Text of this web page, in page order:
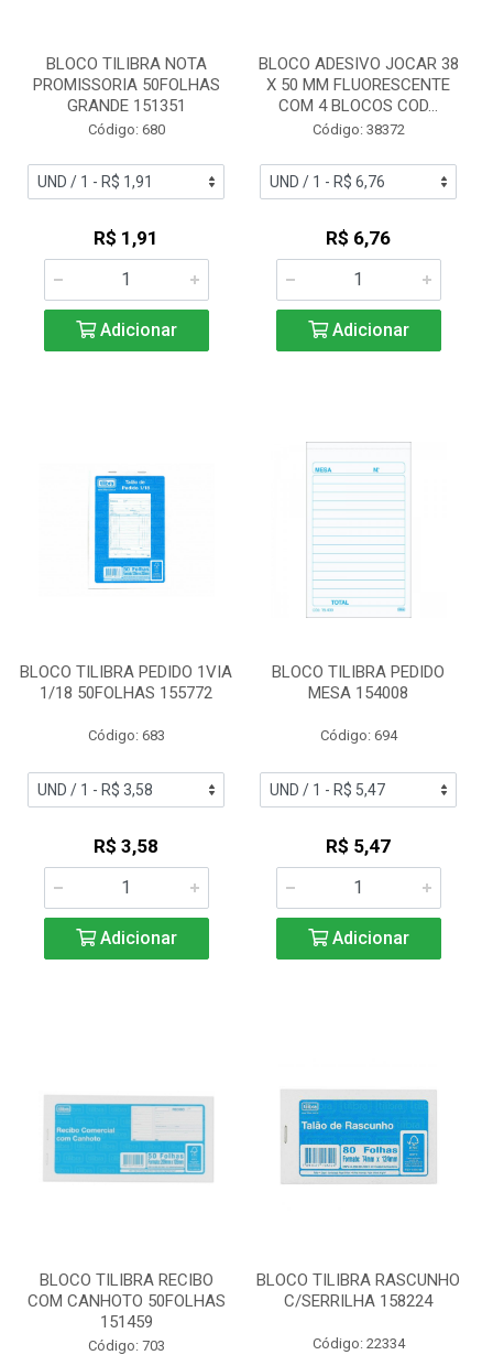
BLOCO TILIBRA NOTA
PROMISSORIA 50FOLHAS
GRANDE 151351
Código: 680
R$ 1,91
Adicionar
BLOCO ADESIVO JOCAR 38
X 50 MM FLUORESCENTE
COM 4 BLOCOS COD...
Código: 38372
R$ 6,76
Adicionar
BLOCO TILIBRA PEDIDO 1VIA
1/18 50FOLHAS 155772
Código: 683
R$ 3,58
Adicionar
BLOCO TILIBRA PEDIDO
MESA 154008
Código: 694
R$ 5,47
Adicionar
BLOCO TILIBRA RECIBO
COM CANHOTO 50FOLHAS
151459
Código: 703
BLOCO TILIBRA RASCUNHO
C/SERRILHA 158224
Código: 22334